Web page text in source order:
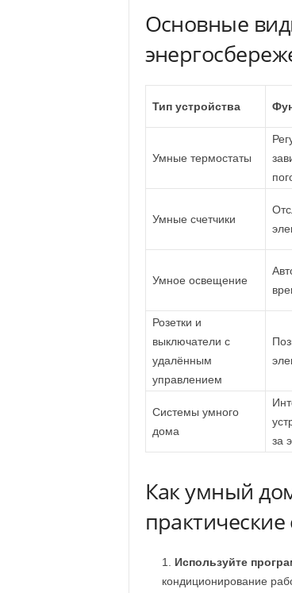
Основные
Тип устройства
Умные термостаты
Умные счетчики
Умное освещение
Розетки и
выключатели с
удалённым
управлением
Системы умного
дома
за
Как умный
Используйте
кондиционирование